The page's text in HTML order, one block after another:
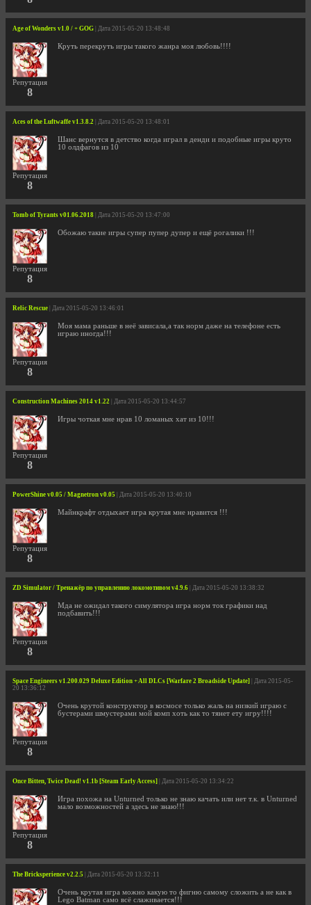
Age of Wonders v1.0 / + GOG | Дата 2015-05-20 13:48:48
Репутация
8
Круть перекруть игры такого жанра моя любовь!!!!
Aces of the Luftwaffe v1.3.8.2 | Дата 2015-05-20 13:48:01
Репутация
8
Шанс вернутся в детство когда играл в денди и подобные игры круто
10 олдфагов из 10
Tomb of Tyrants v01.06.2018 | Дата 2015-05-20 13:47:00
Репутация
8
Обожаю такие игры супер пупер дупер и ещё рогалики !!!
Relic Rescue | Дата 2015-05-20 13:46:01
Репутация
8
Моя мама раньше в неё зависала,а так норм даже на телефоне есть
играю иногда!!!
Construction Machines 2014 v1.22 | Дата 2015-05-20 13:44:57
Репутация
8
Игры чоткая мне нрав 10 ломаных хат из 10!!!
PowerShine v0.05 / Magnetron v0.05 | Дата 2015-05-20 13:40:10
Репутация
8
Майнкрафт отдыхает игра крутая мне нравится !!!
ZD Simulator / Тренажёр по управлению локомотивом v4.9.6 | Дата 2015-05-20 13:38:32
Репутация
8
Мда не ожидал такого симулятора игра норм ток графики над
подбавить!!!
Space Engineers v1.200.029 Deluxe Edition + All DLCs [Warfare 2 Broadside Update] | Дата 2015-05-
20 13:36:12
Репутация
8
Очень крутой конструктор в космосе только жаль на низкий играю с
бустерами шмустерами мой комп хоть как то тянет ету игру!!!!
Once Bitten, Twice Dead! v1.1b [Steam Early Access] | Дата 2015-05-20 13:34:22
Репутация
8
Игра похожа на Unturned только не знаю качать или нет т.к. в Unturned
мало возможностей а здесь не знаю!!!
The Bricksperience v2.2.5 | Дата 2015-05-20 13:32:11
Очень крутая игра можно какую то фигню самому сложить а не как в
Lego Batman само всё слаживается!!!